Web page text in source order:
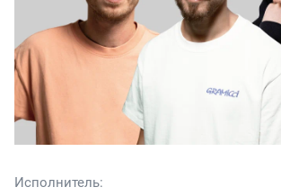
Исполнитель: